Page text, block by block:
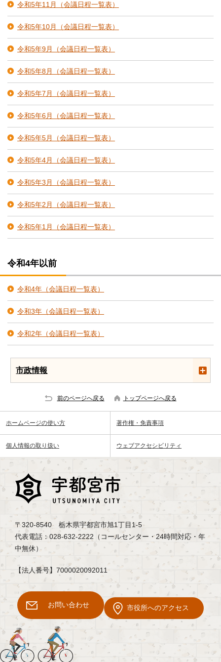
令和5年11月（会議日程一覧表）
令和5年10月（会議日程一覧表）
令和5年9月（会議日程一覧表）
令和5年8月（会議日程一覧表）
令和5年7月（会議日程一覧表）
令和5年6月（会議日程一覧表）
令和5年5月（会議日程一覧表）
令和5年4月（会議日程一覧表）
令和5年3月（会議日程一覧表）
令和5年2月（会議日程一覧表）
令和5年1月（会議日程一覧表）
令和4年以前
令和4年（会議日程一覧表）
令和3年（会議日程一覧表）
令和2年（会議日程一覧表）
市政情報
前のページへ戻る トップページへ戻る
ホームページの使い方 著作権・免責事項
個人情報の取り扱い ウェブアクセシビリティ
〒320-8540 栃木県宇都宮市旭1丁目1-5
代表電話：028-632-2222（コールセンター・24時間対応・年
中無休）
【法人番号】7000020092011
お問い合わせ 市役所へのアクセス